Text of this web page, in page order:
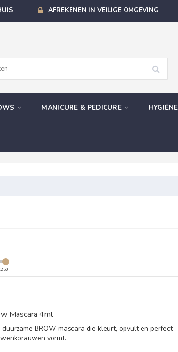
AFREKENEN IN VEILIGE OMGEVING
MANICURE & PEDICURE HYGIËNE
250
Mascara 4ml
duurzame BROW-mascara die kleurt, opvult en perfect
vormt.